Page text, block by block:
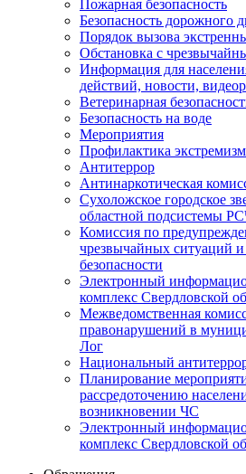
Пожарная безопасность
Безопасность дорожного
Порядок вызова
Обстановка с
Информация для
действий, новости,
Ветеринарная
Безопасность на воде
Мероприятия
Профилактика
Антитеррор
Антинаркотическая
Сухоложское городское
областной подсистемы
Комиссия по
чрезвычайных ситуаций
безопасности
Электронный
комплекс Cвердловской
Межведомственная
правонарушений в
Лог
Национальный
Планирование
рассредоточению
возникновении ЧС
Электронный
комплекс Свердловской